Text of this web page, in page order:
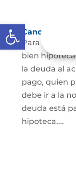
Abrir barra de
Cancelación
Para
bien
la deuda al
pago, quien
debe ir a la
deuda está
hipoteca....